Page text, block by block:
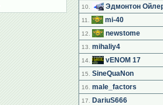
10. Эдмонтон
11. mi-40
12. newstome
13. mihaliy4
14. vENOM 17
15. SineQuaNon
16. male_factors
17. DariuS666